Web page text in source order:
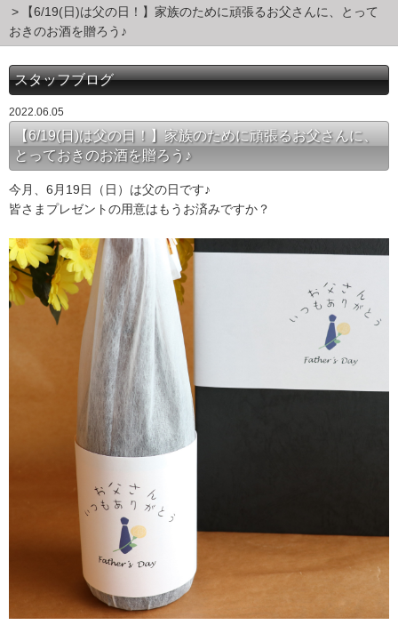
【6/19(日)は父の日！】家族のために頑張るお父さんに、とって
おきのお酒を贈ろう♪
スタッフブログ
2022.06.05
【6/19(日)は父の日！】家族のために頑張るお父さんに、
とっておきのお酒を贈ろう♪
今月、6月19日（日）は父の日です♪
皆さまプレゼントの用意はもうお済みですか？